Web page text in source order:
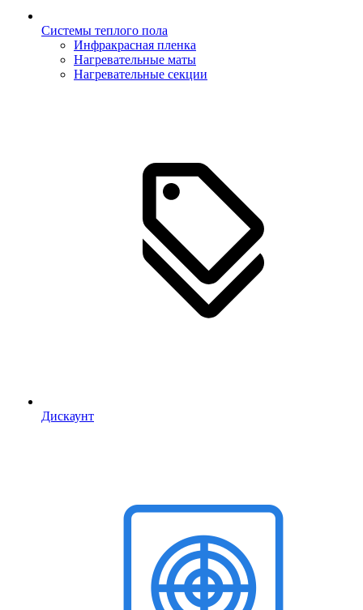
Системы теплого пола
Инфракрасная пленка
Нагревательные маты
Нагревательные секции
Дискаунт